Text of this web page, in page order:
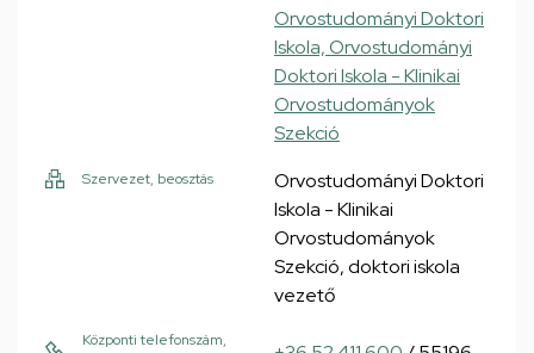
Orvostudományi Doktori
Iskola, Orvostudományi
Doktori Iskola - Klinikai
Orvostudományok
Szekció
Szervezet, beosztás
Orvostudományi Doktori
Iskola - Klinikai
Orvostudományok
Szekció, doktori iskola
vezető
Központi telefonszám,